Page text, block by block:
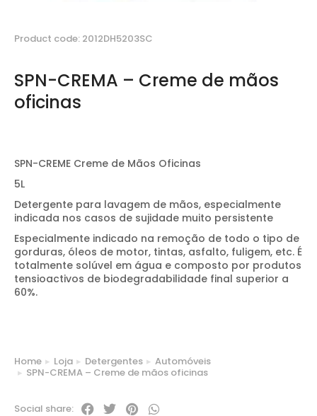
Product code: 2012DH5203SC
SPN-CREMA – Creme de mãos
oficinas
SPN-CREME Creme de Mãos Oficinas
5L
Detergente para lavagem de mãos, especialmente
indicada nos casos de sujidade muito persistente
Especialmente indicado na remoção de todo o tipo de
gorduras, óleos de motor, tintas, asfalto, fuligem, etc. É
totalmente solúvel em água e composto por produtos
tensioactivos de biodegradabilidade final superior a
60%.
You are here:
Home Loja Detergentes
Automóveis
SPN-CREMA – Creme de mãos oficinas
Social share: